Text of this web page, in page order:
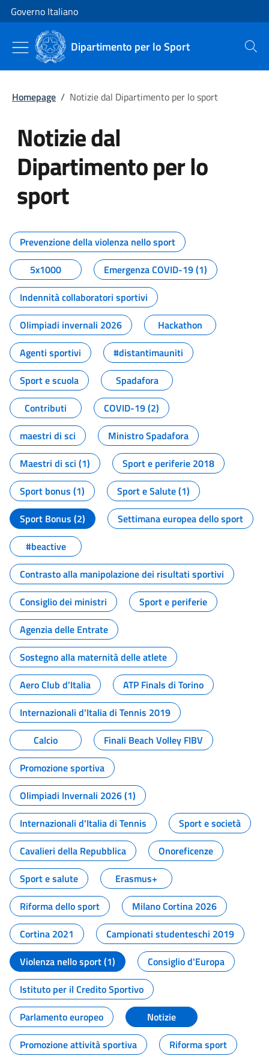
Vai al contenuto
Vai alla navigazione del sito
Governo Italiano
Dipartimento per lo Sport Cerca
Homepage / Notizie dal Dipartimento per lo sport
Notizie dal
Dipartimento per lo
sport
Tutti i contenuti della pagina
Prevenzione della violenza nello sport
5x1000
Emergenza COVID-19 (1)
Indennità collaboratori sportivi
Olimpiadi invernali 2026
Hackathon
Agenti sportivi
#distantimauniti
Sport e scuola
Spadafora
Contributi
COVID-19 (2)
maestri di sci
Ministro Spadafora
Maestri di sci (1)
Sport e periferie 2018
Sport bonus (1)
Sport e Salute (1)
Sport Bonus (2)
Settimana europea dello sport
#beactive
Contrasto alla manipolazione dei risultati sportivi
Consiglio dei ministri
Sport e periferie
Agenzia delle Entrate
Sostegno alla maternità delle atlete
Aero Club d'Italia
ATP Finals di Torino
Internazionali d'Italia di Tennis 2019
Calcio
Finali Beach Volley FIBV
Promozione sportiva
Olimpiadi Invernali 2026 (1)
Internazionali d'Italia di Tennis
Sport e società
Cavalieri della Repubblica
Onoreficenze
Sport e salute
Erasmus+
Riforma dello sport
Milano Cortina 2026
Cortina 2021
Campionati studenteschi 2019
Violenza nello sport (1)
Consiglio d'Europa
Istituto per il Credito Sportivo
Parlamento europeo
Notizie
Promozione attività sportiva
Riforma sport